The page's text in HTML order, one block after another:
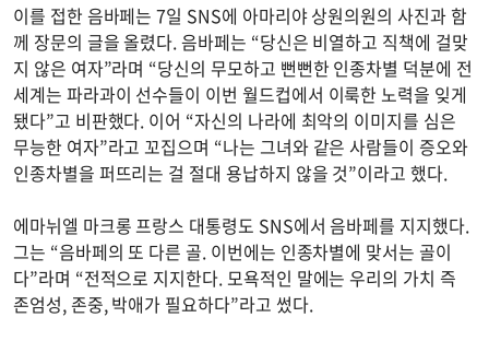
이를 접한 음바페는 7일 SNS에 아마리야 상원의원의 사진과 함
께 장문의 글을 올렸다. 음바페는 “당신은 비열하고 직책에 걸맞
지 않은 여자”라며 “당신의 무모하고 뻔뻔한 인종차별 덕분에 전
세계는 파라과이 선수들이 이번 월드컵에서 이룩한 노력을 잊게
됐다”고 비판했다. 이어 “자신의 나라에 최악의 이미지를 심은
무능한 여자”라고 꼬집으며 “나는 그녀와 같은 사람들이 증오와
인종차별을 퍼뜨리는 걸 절대 용납하지 않을 것”이라고 했다.
에마뉘엘 마크롱 프랑스 대통령도 SNS에서 음바페를 지지했다.
그는 “음바페의 또 다른 골. 이번에는 인종차별에 맞서는 골이
다”라며 “전적으로 지지한다. 모욕적인 말에는 우리의 가치 즉
존엄성, 존중, 박애가 필요하다”라고 썼다.